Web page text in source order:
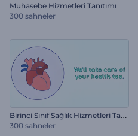
Muhasebe Hizmetleri Tanıtımı
300 sahneler
B
irinci Sınıf Sağlık Hizmetleri Tanıtımı
300 sahneler